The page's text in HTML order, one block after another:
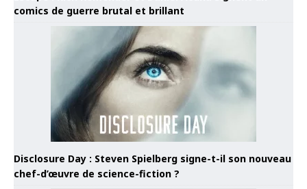
comics de guerre brutal et brillant
Disclosure Day : Steven Spielberg signe-t-il son nouveau
chef-d’œuvre de science-fiction ?